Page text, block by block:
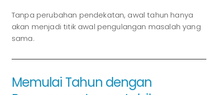
Tanpa perubahan pendekatan, awal tahun hanya
akan menjadi titik awal pengulangan masalah yang
sama.
Memulai Tahun dengan